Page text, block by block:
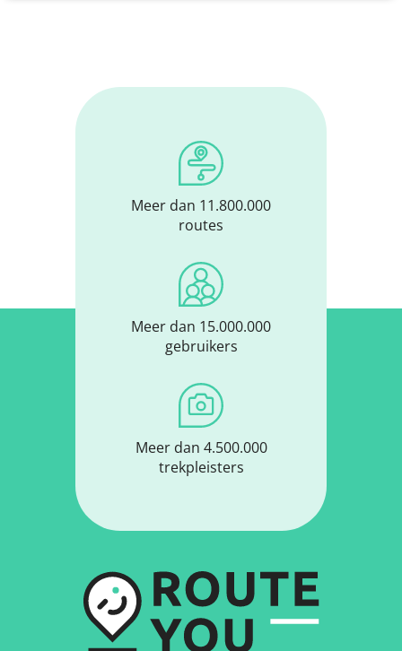
Meer dan 11.800.000
routes
Meer dan 15.000.000
gebruikers
Meer dan 4.500.000
trekpleisters